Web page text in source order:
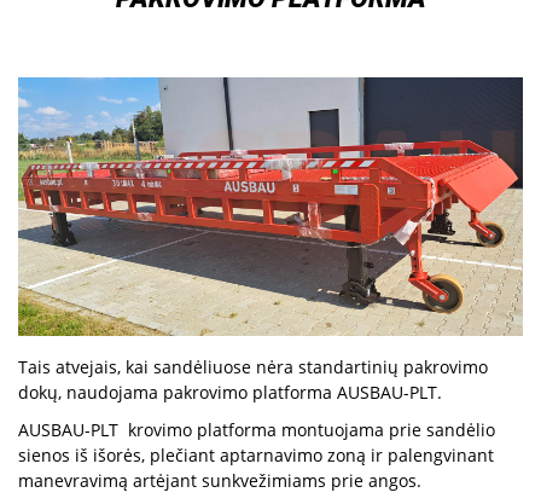
GALERIJA
KONTAKTAI
Tais atvejais, kai sandėliuose nėra standartinių pakrovimo
dokų, naudojama pakrovimo platforma AUSBAU-PLT.
AUSBAU-PLT krovimo platforma montuojama prie sandėlio
sienos iš išorės, plečiant aptarnavimo zoną ir palengvinant
manevravimą artėjant sunkvežimiams prie angos.